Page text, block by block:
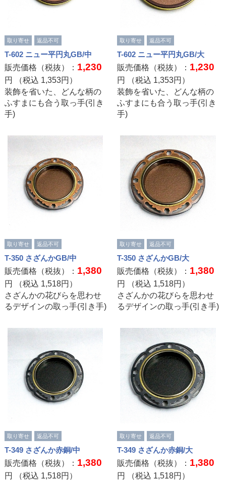
取り寄せ 返品不可
T-602 ニュー平円丸GB/中
販売価格（税抜）： 1,230
円 （税込 1,353円）
装飾を省いた、どんな柄の
ふすまにも合う取っ手(引き
手)
取り寄せ 返品不可
T-602 ニュー平円丸GB/大
販売価格（税抜）： 1,230
円 （税込 1,353円）
装飾を省いた、どんな柄の
ふすまにも合う取っ手(引き
手)
取り寄せ 返品不可
T-350 さざんかGB/中
販売価格（税抜）： 1,380
円 （税込 1,518円）
さざんかの花びらを思わせ
るデザインの取っ手(引き手)
取り寄せ 返品不可
T-350 さざんかGB/大
販売価格（税抜）： 1,380
円 （税込 1,518円）
さざんかの花びらを思わせ
るデザインの取っ手(引き手)
取り寄せ 返品不可
T-349 さざんか赤銅/中
販売価格（税抜）： 1,380
円 （税込 1,518円）
取り寄せ 返品不可
T-349 さざんか赤銅/大
販売価格（税抜）： 1,380
円 （税込 1,518円）